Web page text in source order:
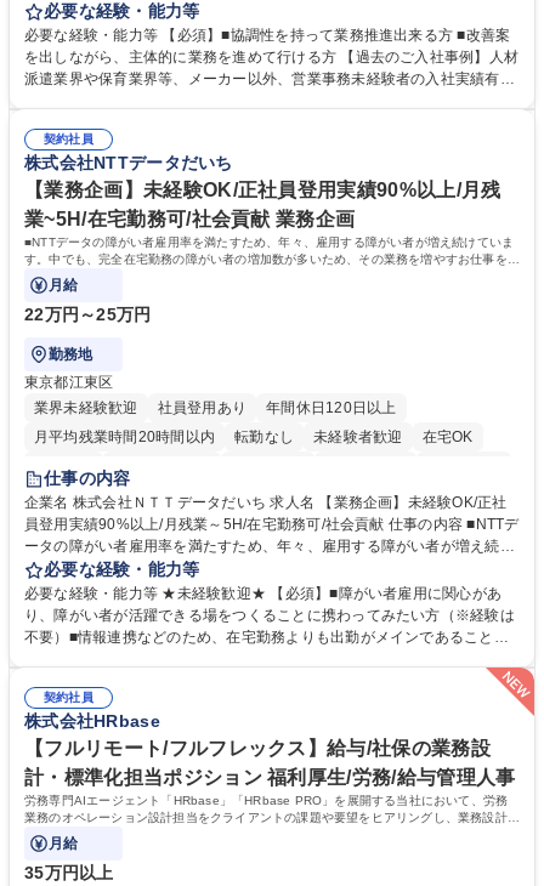
の作成・カタログ送付・来客対応・営業所内で発生する事務業務や業務改
善をお任せ。 【教育制度】ご入社後、育成担当とペアになりながらOJTに
て業務を覚えていただくことが可能です。業務システムがきちんと構築さ
れているため、スムーズに仕事に慣れることができる環境です。また、
募集職種 【大阪・京都・滋賀】営業事務 ※未経験可
必要な経験・能力等
必要な経験・能力等 【必須】■協調性を持って業務推進出来る方 ■改善案
を出しながら、主体的に業務を進めて行ける方 【過去のご入社事例】人材
派遣業界や保育業界等、メーカー以外、営業事務未経験者の入社実績有
えて、お客様や社員の状況に合わせ、能動的なサポート、改善の動きも期
待され。組織を支えるスペシャリストとして、チームに貢献し、結果的に
社員から頼られる存在になることができます。平均19:30の退勤以降の業
務の持ち帰りも禁止されており、メリハリのある働き方となります。 学
歴・資格 学歴：大学院 大学 高専 短大 語学力： 資格：
契約社員
株式会社NTTデータだいち
【業務企画】未経験OK/正社員登用実績90%以上/月残
業~5H/在宅勤務可/社会貢献 業務企画
■NTTデータの障がい者雇用率を満たすため、年々、雇用する障がい者が増え続けていま
す。中でも、完全在宅勤務の障がい者の増加数が多いため、その業務を増やすお仕事を担
っていただきます。
月給
22万円～25万円
勤務地
東京都江東区
業界未経験歓迎
社員登用あり
年間休日120日以上
月平均残業時間20時間以内
転勤なし 未経験者歓迎
在宅OK
育休あり
完全週休2日制
仕事の内容
企業名 株式会社ＮＴＴデータだいち 求人名 【業務企画】未経験OK/正社
員登用実績90%以上/月残業～5H/在宅勤務可/社会貢献 仕事の内容 ■NTTデ
ータの障がい者雇用率を満たすため、年々、雇用する障がい者が増え続け
ています。中でも、完全在宅勤務の障がい者の増加数が多いため、その業
務を増やすお仕事を担っていただきます。 【詳細】■既存業務の拡大およ
び運用のサポート(オペレーション業務:申請書の作成代行等) ■新規事業・
サービスの企画立案および推進 障がい者の方にどんな仕事があると良いか
します。 ■在宅勤務の障がい者社員とのコミュニケーションを通じた適性
やスキルの把握 ■AI活用業務など、既存領域を超えた案件の開拓 ■NTTデ
ータグループの会社へ提案活動 募集職種 【業務企画】未経験OK/正社員登
用実績90%以上/月残業～5H/在宅勤務可/社会貢献
必要な経験・能力等
必要な経験・能力等 ★未経験歓迎★ 【必須】■障がい者雇用に関心があ
り、障がい者が活躍できる場をつくることに携わってみたい方（※経験は
不要）■情報連携などのため、在宅勤務よりも出勤がメインであることに
や活躍の場を生む、唯一無二の社会貢献性を実感できます。 【正社員登
用】正社員登用を前提としておりますので、最短で1.5年～2年で正社員へ
の雇用切り替えとなります。過去の正社員登用率は90％です。 将来的に
は当社の中核となる管理職になって頂く事を期待しています。 正社員登用
に向け全力でサポートを行いますのでご安心ください。 学歴・資格 学
歴：大学院 大学 高専 短大 専修学校 高校 語学力： 資格：
契約社員
株式会社HRbase
【フルリモート/フルフレックス】給与/社保の業務設
計・標準化担当ポジション 福利厚生/労務/給与管理人事
労務専門AIエージェント「HRbase」「HRbase PRO」を展開する当社において、労務
業務のオペレーション設計担当をクライアントの課題や要望をヒアリングし、業務設計や
システム設定へと落とし込むポジションです。
月給
35万円以上